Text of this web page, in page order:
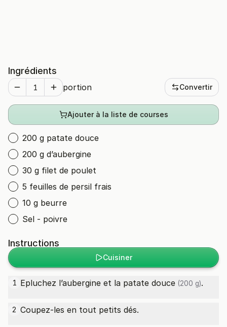
Ingrédients
portion Convertir
Ajouter à la liste de courses
200 g patate douce
200 g d’aubergine
30 g filet de poulet
5 feuilles de persil frais
10 g beurre
Sel - poivre
Instructions
Cuisiner
1 Epluchez l’aubergine et la patate douce (200 g).
2 Coupez-les en tout petits dés.